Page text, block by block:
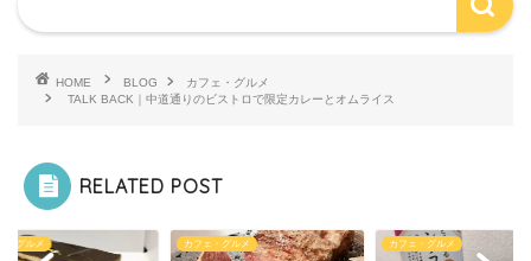
HOME BLOG
カフェ・グルメ
TALK BACK｜中道通りのビストロで限定カレーとオムライス
RELATED POST
・グルメ カフェ・グルメ カフェ・グルメ